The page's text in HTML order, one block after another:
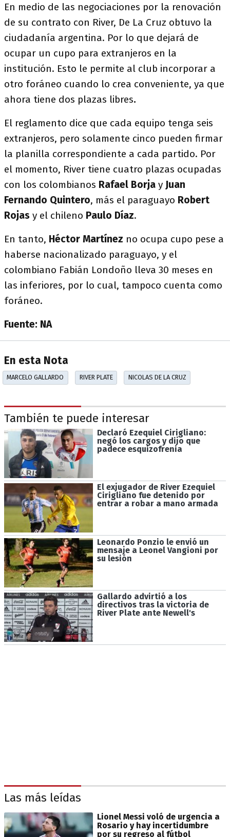
En medio de las negociaciones por la renovación
de su contrato con River, De La Cruz obtuvo la
ciudadanía argentina. Por lo que dejará de
ocupar un cupo para extranjeros en la
institución. Esto le permite al club incorporar a
otro foráneo cuando lo crea conveniente, ya que
ahora tiene dos plazas libres.
El reglamento dice que cada equipo tenga seis
extranjeros, pero solamente cinco pueden firmar
la planilla correspondiente a cada partido. Por
el momento, River tiene cuatro plazas ocupadas
con los colombianos Rafael Borja y Juan
Fernando Quintero, más el paraguayo Robert
Rojas y el chileno Paulo Díaz.
En tanto, Héctor Martínez no ocupa cupo pese a
haberse nacionalizado paraguayo, y el
colombiano Fabián Londoño lleva 30 meses en
las inferiores, por lo cual, tampoco cuenta como
foráneo.
Fuente: NA
En esta Nota
MARCELO GALLARDO RIVER PLATE NICOLAS DE LA CRUZ
También te puede interesar
Declaró Ezequiel Cirigliano:
negó los cargos y dijo que
padece esquizofrenia
El exjugador de River Ezequiel
Cirigliano fue detenido por
entrar a robar a mano armada
Leonardo Ponzio le envió un
mensaje a Leonel Vangioni por
su lesión
Gallardo advirtió a los
directivos tras la victoria de
River Plate ante Newell's
Las más leídas
Lionel Messi voló de urgencia a
Rosario y hay incertidumbre
por su regreso al fútbol